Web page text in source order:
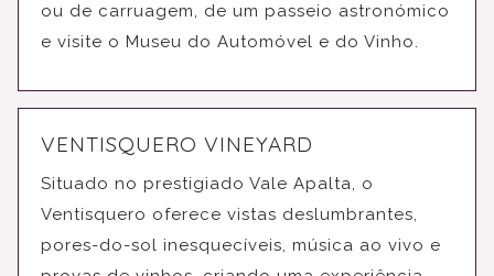
ou de carruagem, de um passeio astronómico
e visite o Museu do Automóvel e do Vinho.
VENTISQUERO VINEYARD
Situado no prestigiado Vale Apalta, o
Ventisquero oferece vistas deslumbrantes,
pores-do-sol inesquecíveis, música ao vivo e